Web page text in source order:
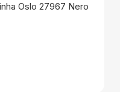
Oslo 27967 Nero